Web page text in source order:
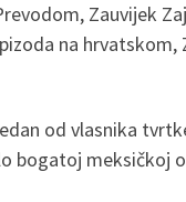
Zauvijek
na
od vlasnika
bogatoj meksičkoj